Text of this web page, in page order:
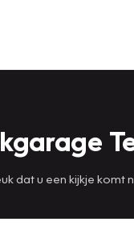
dat u een kijkje komt